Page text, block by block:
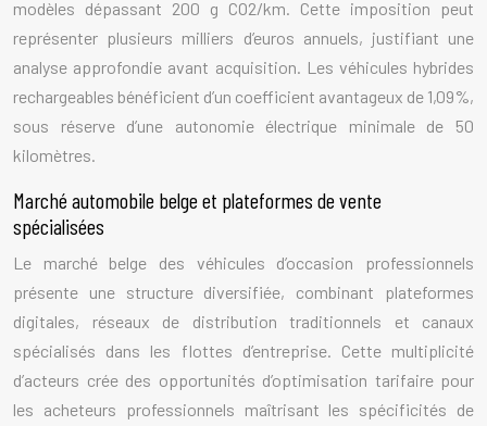
modèles dépassant 200 g CO2/km. Cette imposition peut
représenter plusieurs milliers d’euros annuels, justifiant une
analyse approfondie avant acquisition. Les véhicules hybrides
rechargeables bénéficient d’un coefficient avantageux de 1,09%,
sous réserve d’une autonomie électrique minimale de 50
kilomètres.
Marché automobile belge et plateformes de vente
spécialisées
Le marché belge des véhicules d’occasion professionnels
présente une structure diversifiée, combinant plateformes
digitales, réseaux de distribution traditionnels et canaux
spécialisés dans les flottes d’entreprise. Cette multiplicité
d’acteurs crée des opportunités d’optimisation tarifaire pour
les acheteurs professionnels maîtrisant les spécificités de